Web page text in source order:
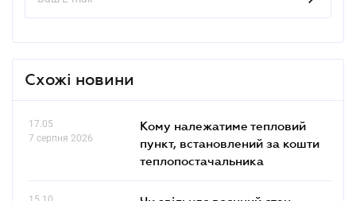
Схожі новини
17.05
7 серпня 2026
Кому належатиме тепловий
пункт, встановлений за кошти
теплопостачальника